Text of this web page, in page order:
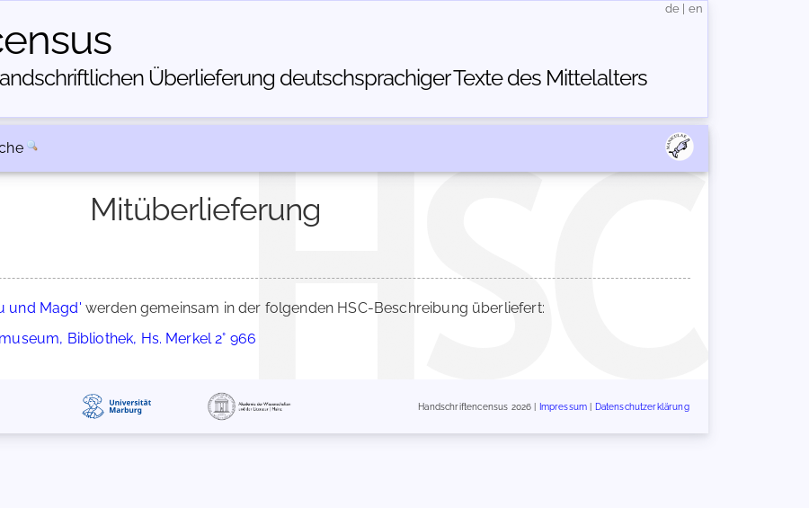
Über­lieferung deutschsprachiger Texte des Mittelalters
de en
Mitüberlieferung
und Magd' werden gemeinsam in der folgenden HSC-Beschreibung überliefert:
Bibliothek, Hs. Merkel 2° 966
Handschriftencensus 2026 | Impressum Datenschutzerklärung